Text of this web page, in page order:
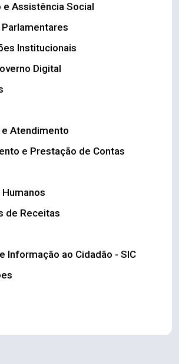
e Assistência Social
Institucionais
Digital
e Atendimento
e Prestação de Contas
de Receitas
Informação ao Cidadão - SIC